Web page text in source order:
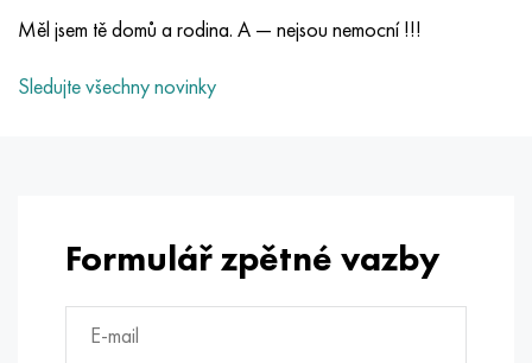
Měl jsem tě domů a rodina. A — nejsou nemocní !!!
Sledujte všechny novinky
Formulář zpětné vazby